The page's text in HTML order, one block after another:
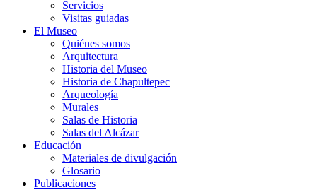
Servicios
Visitas guiadas
El Museo
Quiénes somos
Arquitectura
Historia del Museo
Historia de Chapultepec
Arqueología
Murales
Salas de Historia
Salas del Alcázar
Educación
Materiales de divulgación
Glosario
Publicaciones